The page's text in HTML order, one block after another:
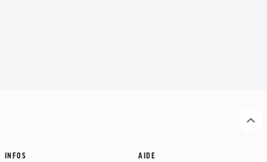
INFOS AIDE